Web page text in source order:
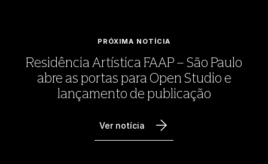
PRÓXIMA NOTÍCIA
Residência Artística FAAP – São Paulo
abre as portas para Open Studio e
lançamento de publicação
Ver notícia